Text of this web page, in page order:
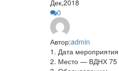
Дек,2018
0
Автор:admin
1. Дата
2. Место — ВДНХ 75